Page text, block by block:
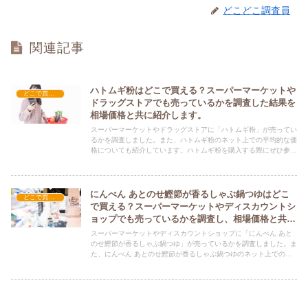
どこどこ調査員
関連記事
どこで買える？-食品・食材
ハトムギ粉はどこで買える？スーパーマーケットや
ドラッグストアでも売っているかを調査した結果を
相場価格と共に紹介します。
スーパーマーケットやドラッグストアに「ハトムギ粉」が売ってい
るかを調査しました。また、ハトムギ粉のネット上での平均的な価
格についても紹介しています。ハトムギ粉を購入する際にぜひ参考
どこで買える？-食品・食材
にんべん あとのせ鰹節が香るしゃぶ鍋つゆはどこ
で買える？スーパーマーケットやディスカウントシ
ョップでも売っているかを調査し、相場価格と共に
紹介します。
スーパーマーケットやディスカウントショップに「にんべん あと
のせ鰹節が香るしゃぶ鍋つゆ」が売っているかを調査しました。ま
た、にんべん あとのせ鰹節が香るしゃぶ鍋つゆのネット上での平